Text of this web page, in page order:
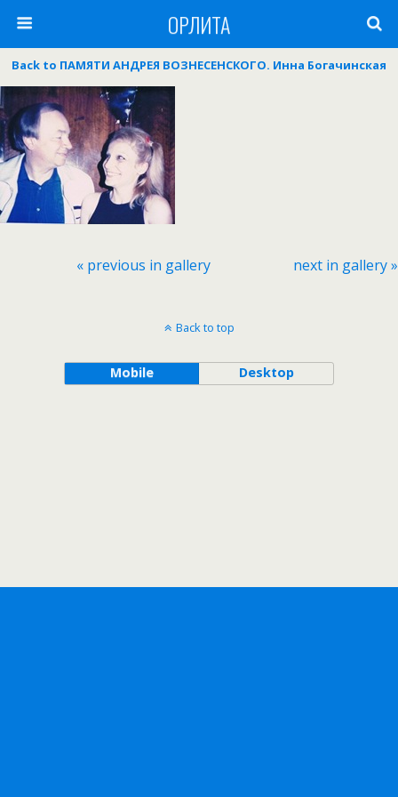
ОРЛИТА
Back to ПАМЯТИ АНДРЕЯ ВОЗНЕСЕНСКОГО. Инна Богачинская
« previous in gallery next in gallery »
Back to top
Mobile Desktop